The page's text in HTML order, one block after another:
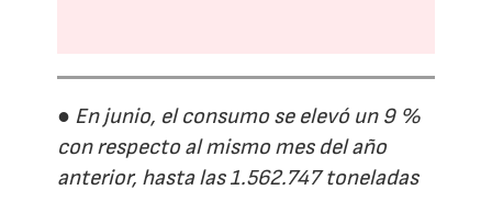
● En junio, el consumo se elevó un 9 %
con respecto al mismo mes del año
anterior, hasta las 1.562.747 toneladas